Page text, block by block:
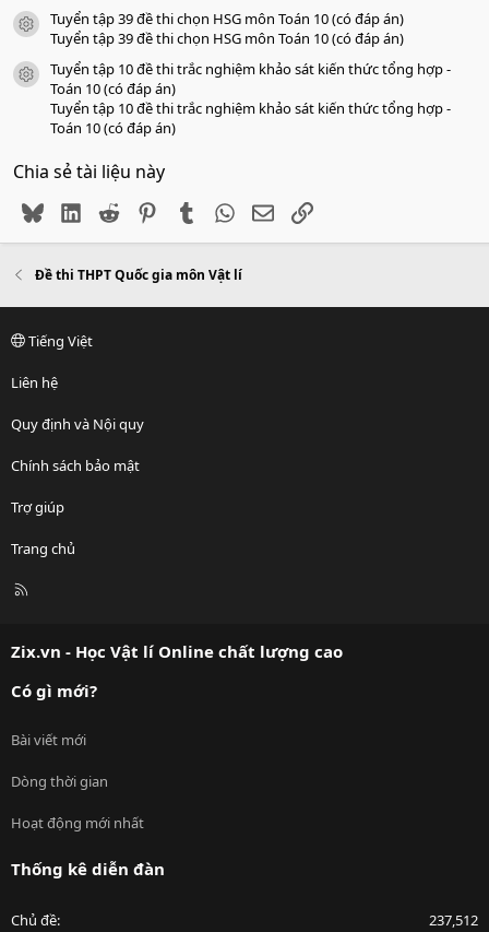
icon tài liệu
Tuyển tập 39 đề thi chọn HSG môn Toán 10 (có đáp án)
Tuyển tập 39 đề thi chọn HSG môn Toán 10 (có đáp án)
icon tài liệu
Tuyển tập 10 đề thi trắc nghiệm khảo sát kiến thức tổng hợp -
Toán 10 (có đáp án)
Tuyển tập 10 đề thi trắc nghiệm khảo sát kiến thức tổng hợp -
Toán 10 (có đáp án)
Chia sẻ tài liệu này
BlueskyLinkedIn
Reddit PinterestTumblr WhatsApp
EmailLink
Đề thi THPT Quốc gia môn Vật lí
Tiếng Việt
Liên hệ
Quy định và Nội quy
Chính sách bảo mật
Trợ giúp
Trang chủ
R
Zix.vn - Học Vật lí Online chất lượng cao
Có gì mới?
Bài viết mới
Dòng thời gian
Hoạt động mới nhất
Thống kê diễn đàn
Chủ đề 237,512